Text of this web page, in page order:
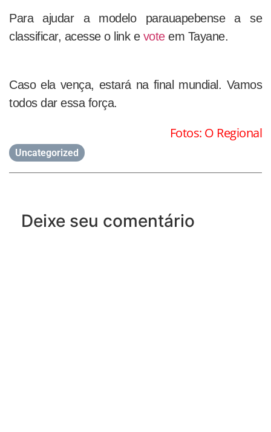
Para ajudar a modelo parauapebense a se
classificar, acesse o link e voteem Tayane.
Caso ela vença, estará na final mundial. Vamos
todos dar essa força.
Fotos: O Regional
Uncategorized
Deixe seu comentário